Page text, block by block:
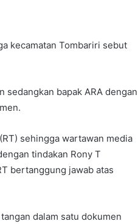
kecamatan Tombariri sebut
sedangkan bapak ARA dengan
sehingga wartawan media
tindakan Rony T
bertanggung jawab atas
dalam satu dokumen